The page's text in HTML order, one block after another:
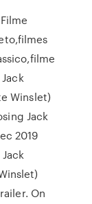
Winslet)
Jack
2019
On